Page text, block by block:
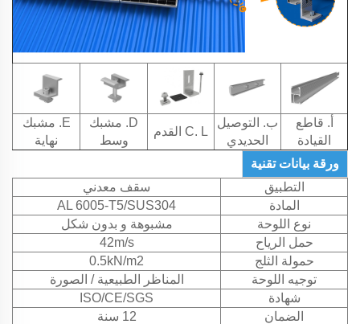
أ. قاطع
القيادة
ب. التوصيل
الحديدي
C. L القدم
D. مشبك
وسط
E. مشبك
نهاية
ورقة بيانات تقنية
التطبيق
سقف معدني
المادة
AL 6005-T5/SUS304
نوع اللوحة
مشبوهة و بدون شكل
حمل الرياح
42m/s
حمولة الثلج
0.5kN/m2
توجيه اللوحة
المناظر الطبيعية / الصورة
شهادة
ISO/CE/SGS
الضمان
12 سنة